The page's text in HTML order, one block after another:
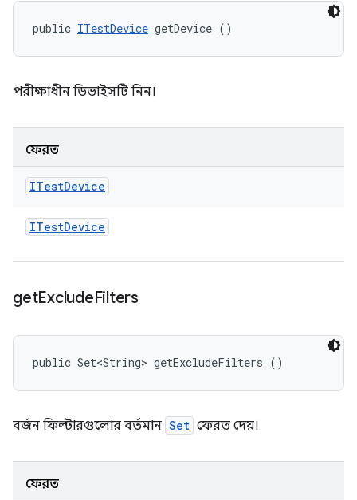
public ITestDevice getDevice ()
পরীক্ষাধীন ডিভাইসটি নিন।
ফেরত
ITestDevice
ITestDevice
getExcludeFilters
public Set<String> getExcludeFilters ()
বর্জন ফিল্টারগুলোর বর্তমান Set ফেরত দেয়।
ফেরত